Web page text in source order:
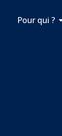
Pour qui ?